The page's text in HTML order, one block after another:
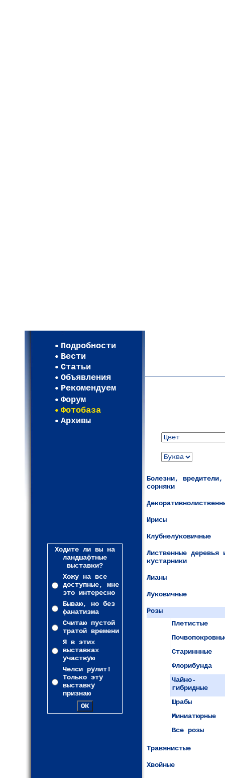
Подробности
Вести
Статьи
Объявления
Рекомендуем
Форум
Фотобаза
Архивы
Ходите ли вы на
ландшафтные
выставки?
Хожу на все
доступные, мне
это интересно
Бываю, но без
фанатизма
Считаю пустой
тратой времени
Я в этих
выставках
участвую
Челси рулит!
Только эту
выставку
признаю
Болезни, вредители,
сорняки
Ирисы
Клубнелуковичные
Лиственные деревья
кустарники
Лианы
Луковичные
Розы
Плетистые
Стариннные
Флорибунда
Чайно-
гибридные
Шрабы
Миниатюрные
Все розы
Травянистые
Хвойные